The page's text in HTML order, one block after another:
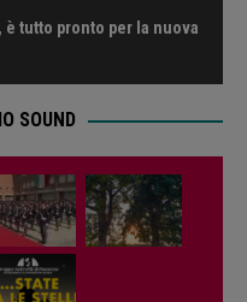
tutto pronto per la nuova
SOUND